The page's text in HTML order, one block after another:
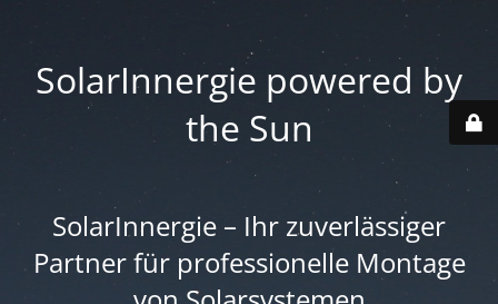
SolarInnergie powered by
the Sun
SolarInnergie – Ihr zuverlässiger
Partner für professionelle Montage